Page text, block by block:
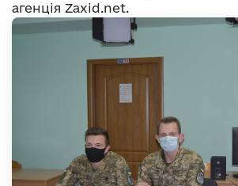
агенція Zaxid.net.